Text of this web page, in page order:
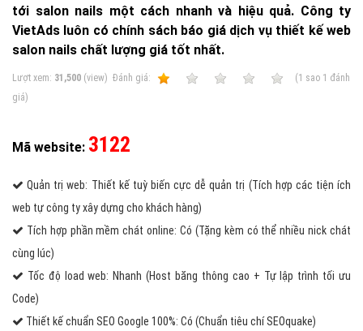
tới salon nails một cách nhanh và hiệu quả. Công ty
VietAds luôn có chính sách báo giá dịch vụ thiết kế web
salon nails chất lượng giá tốt nhất.
Lượt xem: 31,500 (view) Ðánh giá: (1 sao 1 đánh
giá)
Mã website: 3122
Quản trị web: Thiết kế tuỳ biến cực dễ quản trị (Tích hợp các tiện ích
web tự công ty xây dựng cho khách hàng)
Tích hợp phần mềm chát online: Có (Tặng kèm có thể nhiều nick chát
cùng lúc)
Tốc độ load web: Nhanh (Host băng thông cao + Tự lập trình tối ưu
Code)
Thiết kế chuẩn SEO Google 100%: Có (Chuẩn tiêu chí SEOquake)